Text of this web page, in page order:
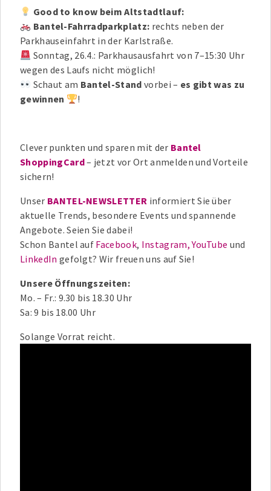
Good to know beim Altstadtlauf:
Bantel-Fahrradparkplatz: rechts neben der
Parkhauseinfahrt in der Karlstraße.
Sonntag, 26.4.: Parkhausausfahrt von 7–15:30 Uhr
wegen des Laufs nicht möglich!
Schaut am Bantel-Stand vorbei – es gibt was zu
gewinnen
!
Clever punkten und sparen mit der Bantel
ShoppingCard– jetzt vor Ort anmelden und Vorteile
sichern!
Unser BANTEL-NEWSLETTER informiert Sie über
aktuelle Trends, besondere Events und spannende
Angebote. Seien Sie dabei!
Schon Bantel auf Facebook, Instagram,YouTube und
LinkedIn gefolgt? Wir freuen uns auf Sie!
Unsere Öffnungszeiten:
Mo. – Fr.: 9.30 bis 18.30 Uhr
Sa: 9 bis 18.00 Uhr
Solange Vorrat reicht.